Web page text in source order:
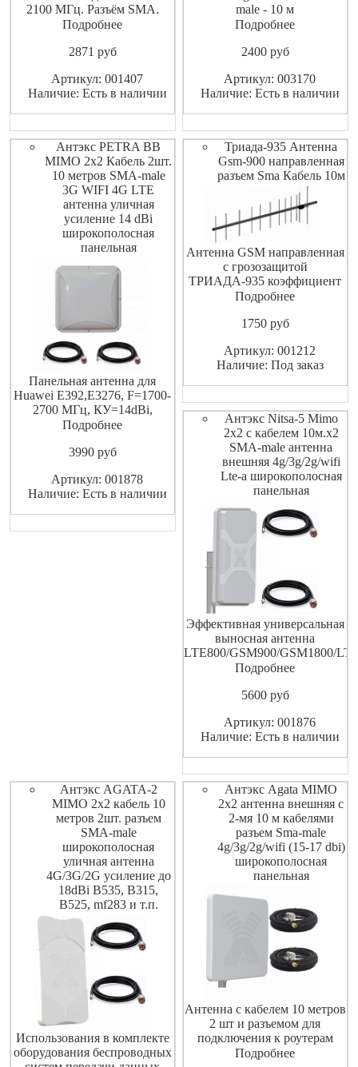
2100 МГц. Разъём SMA.
Направленная. Высокое
мачте. Герметичное
Подробнее
2871 pуб
Артикул: 001407
Наличие: Есть в наличии
male - 10 м
Подробнее
2400pуб
Артикул: 003170
Наличие: Есть в наличии
Антэкс PETRA BB
MIMO 2x2 Кабель 2шт.
10 метров SMA-male
3G WIFI 4G LTE
антенна уличная
усиление 14 dBi
широкополосная
панельная
Панельная антенна для
Huawei E392,E3276, F=1700-
2700 МГц, КУ=14dBi,
разъемы 2 х N-female,
горизонтальная
каналами более 30 ДБ.
Скорость передачи данных
Подробнее
3990pуб
Артикул: 001878
Наличие: Есть в наличии
Триада-935 Антенна
Gsm-900 направленная
разъем Sma Кабель 10м
Антенна GSM направленная
с грозозащитой
ТРИАДА-935 коэффициент
усиления 12,5 ДБи разъем
предназначена для приема и
диапазона GSM 900 МГц .
Устанавливается на мачты,
Подробнее
1750pуб
Артикул: 001212
Наличие: Под заказ
Антэкс Nitsa-5 Mimo
2x2 с кабелем 10м.х2
SMA-male антенна
внешняя 4g/3g/2g/wifi
Lte-a широкополосная
панельная
Эффективная универсальная
выносная антенна
LTE800/GSM900/GSM1800/
UMTS900/UMTS2100/WIFI/
МГц. КУ=9.14.5dBi.Разъёмы
применению на расстояниях
до 10 км от БС. Два кабеля
Подробнее
5600pуб
Артикул: 001876
Наличие: Есть в наличии
Антэкс AGATA-2
MIMO 2x2 кабель 10
метров 2шт. разъем
SMA-male
широкополосная
уличная антенна
4G/3G/2G усиление до
18dBi B535, B315,
B525, mf283 и т.п.
Использования в комплекте
оборудования беспроводных
Антэкс Agata MIMO
2x2 антенна внешняя с
2-мя 10 м кабелями
разъем Sma-male
4g/3g/2g/wifi (15-17 dbi)
широкополосная
панельная
Антенна с кабелем 10 метров
2 шт и разъемом для
подключения к роутерам
модемам разъем SMA-male
Подробнее